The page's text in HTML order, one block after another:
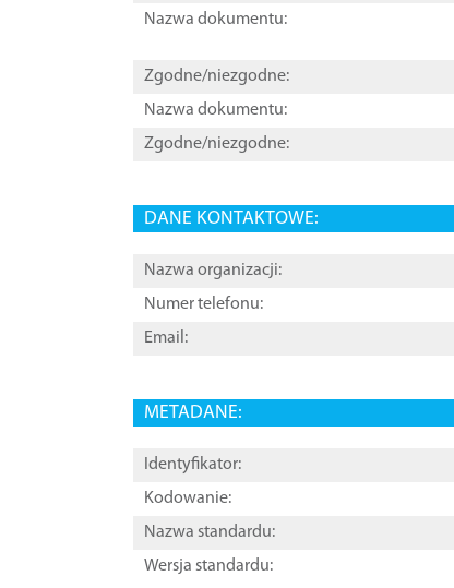
Nazwa dokumentu:
Zgodne/niezgodne:
Nazwa dokumentu:
Zgodne/niezgodne:
DANE KONTAKTOWE:
Nazwa organizacji:
Numer telefonu:
Email:
METADANE:
Identyfikator:
Kodowanie:
Nazwa standardu:
Wersja standardu: